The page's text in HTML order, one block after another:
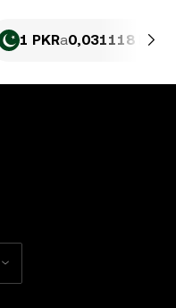
1 PKRa0,031118